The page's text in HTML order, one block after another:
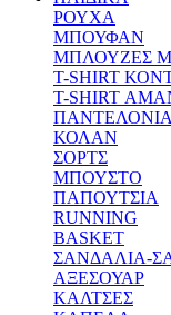
ΡΟΥΧΑ
ΜΠΟΥΦΑΝ
ΜΠΛΟΥΖΕΣ
T-SHIRT
T-SHIRT
ΠΑΝΤΕΛΟΝΙΑ
ΚΟΛΑΝ
ΣΟΡΤΣ
ΜΠΟΥΣΤΟ
ΠΑΠΟΥΤΣΙΑ
RUNNING
BASKET
ΣΑΝΔΑΛΙΑ-
ΑΞΕΣΟΥΑΡ
ΚΑΛΤΣΕΣ